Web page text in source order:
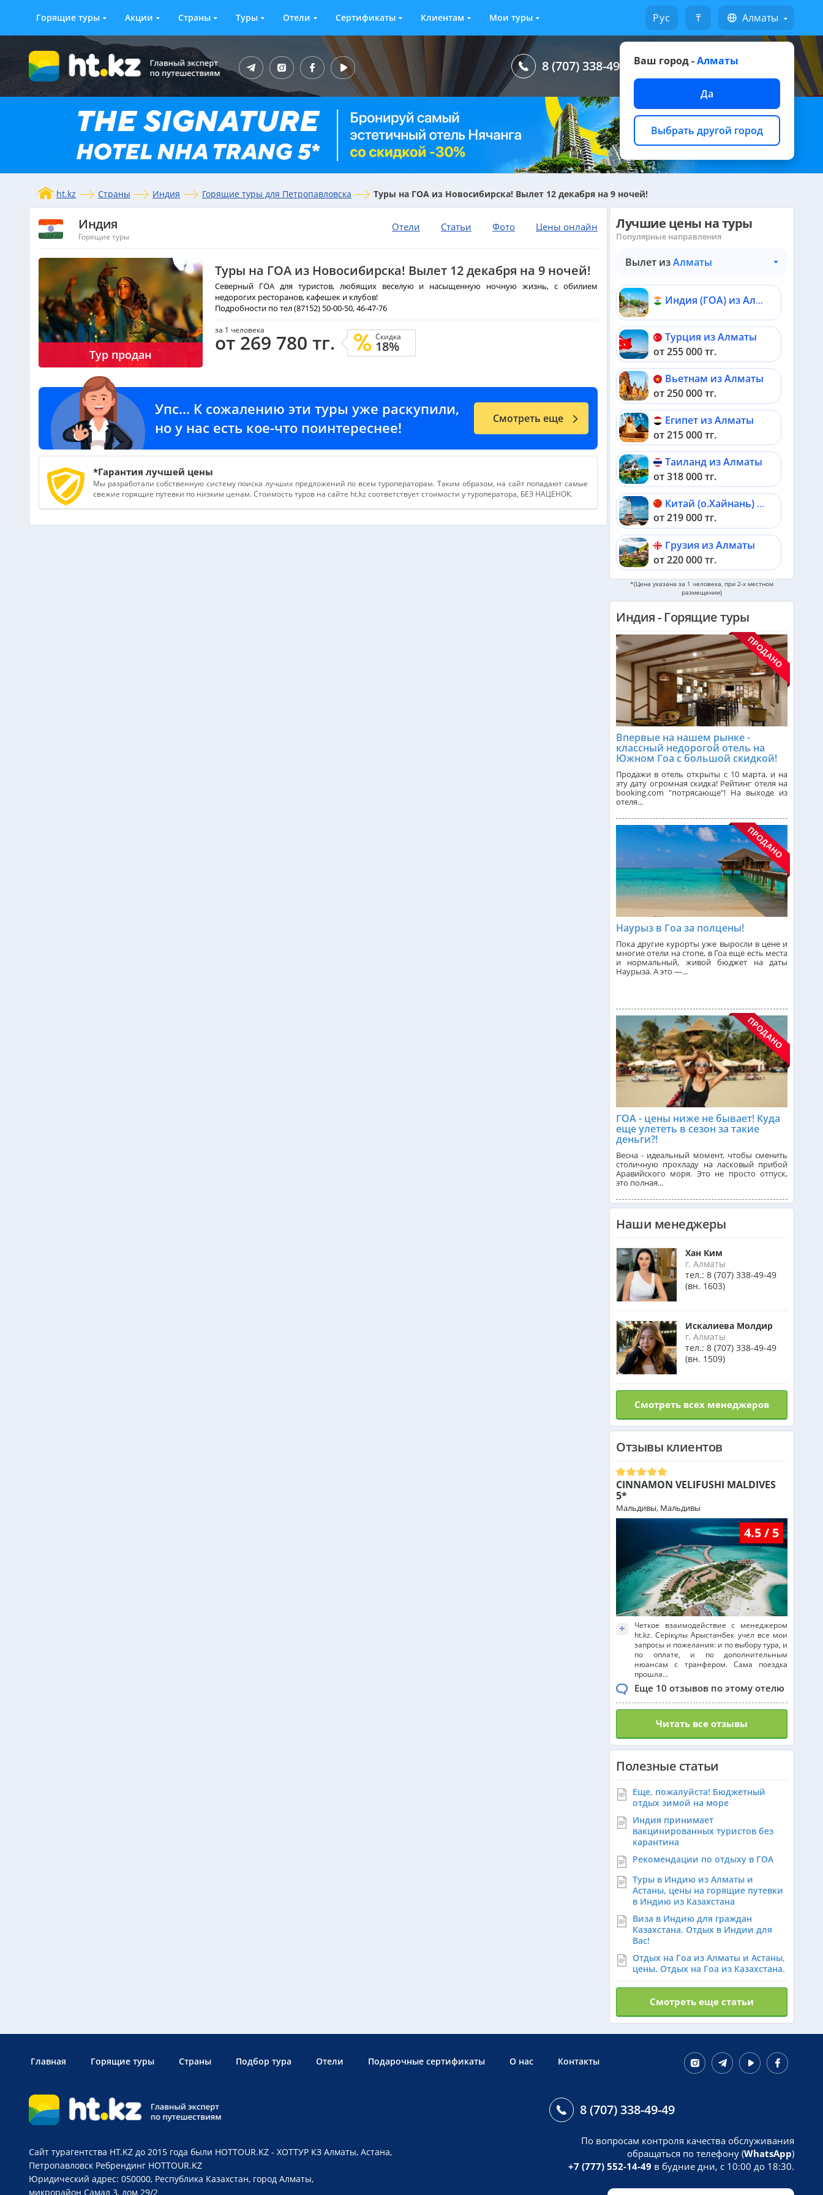
Горящие туры Акции Страны Туры Отели Сертификаты Клиентам Мои туры Русский ₸ Алматы
Ваш город -Алматы
Да
Выбрать другой город
8 (707) 338-49-49 Написать на WhatsApp
ht.kz Страны Индия Горящие туры для Петропавловска Туры на ГОА из Новосибирска! Вылет 12 декабря на 9 ночей!
Отели Статьи Фото Цены онлайн
Индия
Горящие туры
Тур продан
Туры на ГОА из Новосибирска! Вылет 12 декабря на 9 ночей!
Северный ГОА для туристов, любящих веселую и насыщенную ночную жизнь, с обилием
недорогих ресторанов, кафешек и клубов!
Подробности по тел (87152) 50-00-50, 46-47-76
за 1 человека
от 269 780 тг. Скидка
18%
Упс... К сожалению эти туры уже раскупили,
но у нас есть кое-что поинтереснее!
Смотреть еще
*Гарантия лучшей цены
Мы разработали собственную систему поиска лучших предложений по всем туроператорам. Таким образом, на сайт попадают самые
свежие горящие путевки по низким ценам. Стоимость туров на сайте ht.kz соответствует стоимости у туроператора, БЕЗ НАЦЕНОК.
Лучшие цены на туры
Популярные направления
Вылет изАлматы
Индия (ГОА) из Алматы
Турция из Алматы
от 255 000 тг.
Вьетнам из Алматы
от 250 000 тг.
Египет из Алматы
от 215 000 тг.
Таиланд из Алматы
от 318 000 тг.
Китай (о.Хайнань) из Алматы
от 219 000 тг.
Грузия из Алматы
от 220 000 тг.
Мальдивы из Алматы
от 590 000 тг.
от 533 000 тг.
ОАЭ из Алматы
от 254 000 тг.
Кипр из Алматы
от 342 000 тг.
Шри-Ланка из Алматы
Катар из Алматы
Индонезия (Бали) из Алматы
от 742 000 тг.
Малайзия из Алматы
от 385 000 тг.
Италия из Алматы
Чехия из Алматы
Греция из Алматы
Сейшелы из Алматы
Франция из Алматы
Болгария из Алматы
Сингапур из Алматы
Танзания из Алматы
Венгрия из Алматы
Азербайджан из Алматы
Оман из Алматы
*(Цена указана за 1 человека, при 2-х местном
размещении)
Индия - Горящие туры
Впервые на нашем рынке -
классный недорогой отель на
Южном Гоа с большой скидкой!
Продажи в отель открыты с 10 марта, и на
эту дату огромная скидка! Рейтинг отеля на
booking.com "потрясающе"! На выходе из
отеля...
Наурыз в Гоа за полцены!
Пока другие курорты уже выросли в цене и
многие отели на стопе, в Гоа ещё есть места
и нормальный, живой бюджет на даты
Наурыза. А это —...
ГОА - цены ниже не бывает! Куда
еще улететь в сезон за такие
деньги?!
Весна - идеальный момент, чтобы сменить
столичную прохладу на ласковый прибой
Аравийского моря. Это не просто отпуск,
это полная...
Наши менеджеры
Хан Ким
г. Алматы
тел.: 8 (707) 338-49-49
(вн. 1603)
Искалиева Молдир
г. Алматы
тел.: 8 (707) 338-49-49
(вн. 1509)
Смотреть всех менеджеров
Отзывы клиентов
CINNAMON VELIFUSHI MALDIVES
5*
Мальдивы, Мальдивы
4.5 / 5
+
Четкое взаимодействие с менеджером
ht.kz. Серікұлы Арыстанбек учел все мои
запросы и пожелания: и по выбору тура, и
по оплате, и по дополнительным
нюансам с транфером. Сама поездка
прошла...
Еще 10 отзывов по этому отелю
Читать все отзывы
Полезные статьи
Еще, пожалуйста! Бюджетный
отдых зимой на море
Индия принимает
вакцинированных туристов без
карантина
Рекомендации по отдыху в ГОА
Туры в Индию из Алматы и
Астаны, цены на горящие путевки
в Индию из Казахстана
Виза в Индию для граждан
Казахстана. Отдых в Индии для
Вас!
Отдых на Гоа из Алматы и Астаны,
цены. Отдых на Гоа из Казахстана.
Смотреть еще статьи
Главная Горящие туры Страны Подбор тура Отели Подарочные сертификаты О нас Контакты
Сайт турагентства HT.KZ до 2015 года были HOTTOUR.KZ - ХОТТУР КЗ Алматы, Астана,
Петропавловск Ребрендинг HOTTOUR.KZ
Юридический адрес: 050000, Республика Казахстан, город Алматы,
микрорайон Самал 3, дом 29/2
8 (707) 338-49-49
По вопросам контроля качества обслуживания
обращаться по телефону (WhatsApp)
+7 (777) 552-14-49 в будние дни, с 10:00 до 18:30.